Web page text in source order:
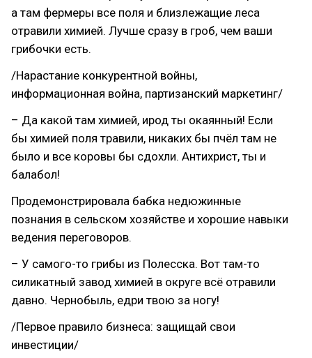
а там фермеры все поля и близлежащие леса
отравили химией. Лучше сразу в гроб, чем ваши
грибочки есть.
/Нарастание конкурентной войны,
информационная война, партизанский маркетинг/
– Да какой там химией, ирод ты окаянный! Если
бы химией поля травили, никаких бы пчёл там не
было и все коровы бы сдохли. Антихрист, ты и
балабол!
Продемонстрировала бабка недюжинные
познания в сельском хозяйстве и хорошие навыки
ведения переговоров.
– У самого-то грибы из Полесска. Вот там-то
силикатный завод химией в округе всё отравили
давно. Чернобыль, едри твою за ногу!
/Первое правило бизнеса: защищай свои
инвестиции/